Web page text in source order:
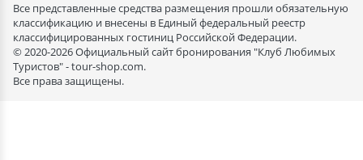
Все представленные средства размещения прошли обязательную
классификацию и внесены в Единый федеральный реестр
классифицированных гостиниц Российской Федерации.
© 2020-2026 Официальный сайт бронирования "Клуб Любимых
Туристов" - tour-shop.com.
Все права защищены.